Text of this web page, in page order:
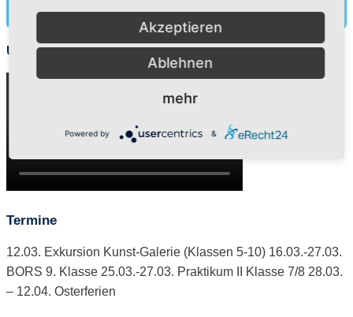
Unser Spendenfilm
Termine
12.03. Exkursion Kunst-Galerie (Klassen 5-10) 16.03.-27.03.
BORS 9. Klasse 25.03.-27.03. Praktikum II Klasse 7/8 28.03.
– 12.04. Osterferien
Akzeptieren
Ablehnen
mehr
Powered by &